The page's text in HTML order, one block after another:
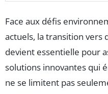
Face aux défis
actuels, la transition vers
devient essentielle pour
solutions innovantes qui
ne se limitent pas